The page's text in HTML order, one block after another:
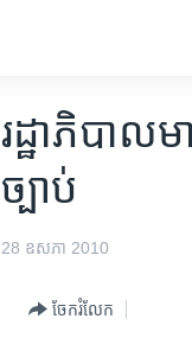
រដ្ឋា​ភិបា
ច្បាប់
28 ឧសភា 2010
ចែករំលែក